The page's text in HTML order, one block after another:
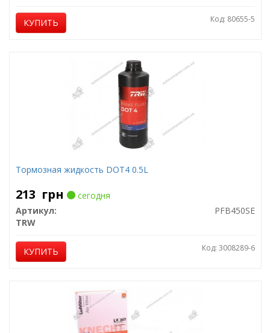
КУПИТЬ Код: 80655-5
Тормозная жидкость DOT4 0.5L
213 грн
сегодня
Артикул:
PFB450SE
TRW
КУПИТЬ Код: 3008289-6